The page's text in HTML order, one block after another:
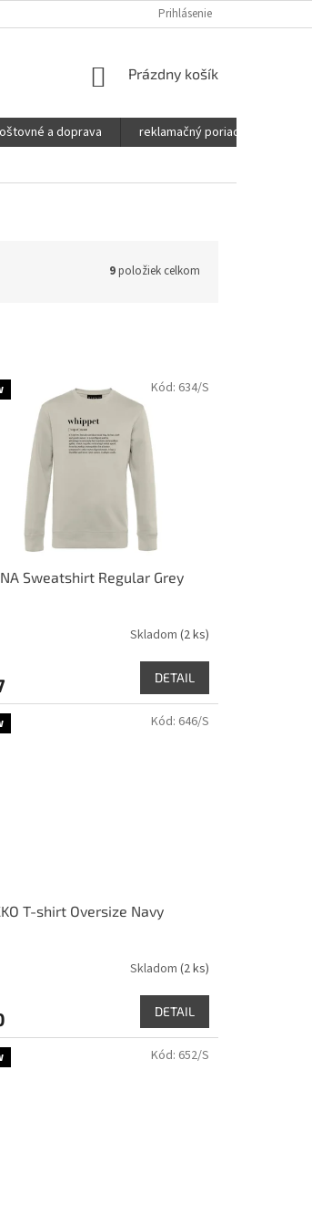
Prihlásenie
NÁKUPNÝ
Prázdny košík
a doprava reklamačný poriadok
9položiek celkom
Sweatshirt Regular Grey
Skladom (2 ks)
DETAIL
Kód: 634/S
T-shirt Oversize Navy
Skladom (2 ks)
DETAIL
Kód: 646/S
Kód: 652/S